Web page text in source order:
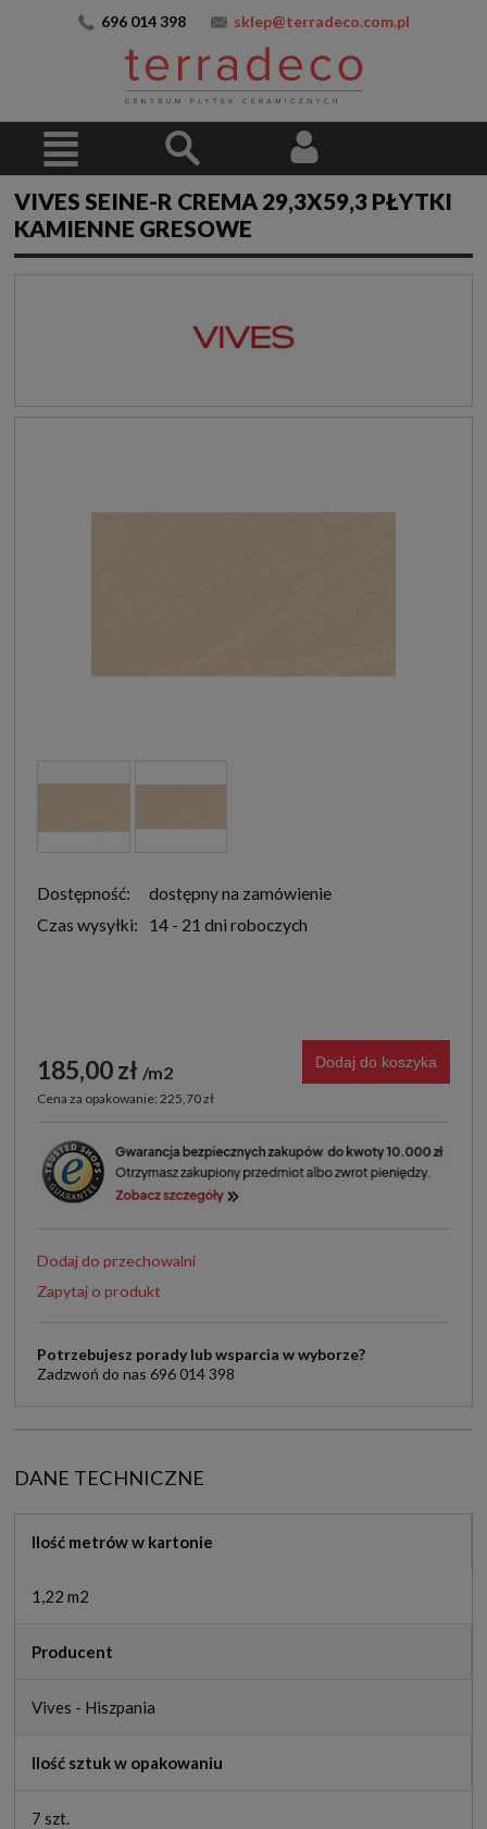
696 014 398 sklep@terradeco.com.pl
VIVES SEINE-R CREMA 29,3X59,3 PŁYTKI
KAMIENNE GRESOWE
Dostępność:
dostępny na zamówienie
Czas wysyłki:
14 - 21 dni roboczych
185,00 zł m2
Cena za opakowanie: 225,70 zł
Dodaj do koszyka
Dodaj do przechowalni
Zapytaj o produkt
Potrzebujesz porady lub wsparcia w wyborze?
Zadzwoń do nas 696 014 398
DANE TECHNICZNE
Ilość metrów w kartonie
1,22 m2
Producent
Vives - Hiszpania
Ilość sztuk w opakowaniu
7 szt.